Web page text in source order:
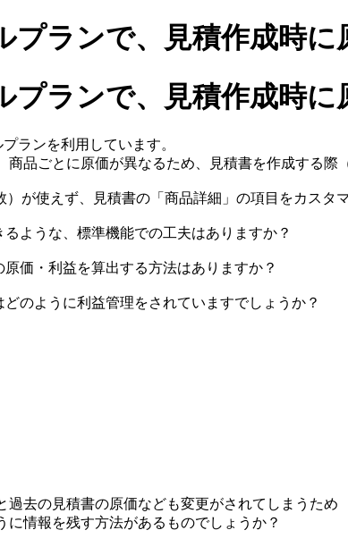
プランで、見積作成時
プランで、見積作成時
ランを利用しています。
品ごとに原価が異なるため、見積書を作成する
）が使えず、見積書の「商品詳細」の項目をカスタ
ような、標準機能での工夫はありますか？
価・利益を算出する方法はありますか？
のように利益管理をされていますでしょうか？
過去の見積書の原価なども変更がされてしまうため
情報を残す方法があるものでしょうか？